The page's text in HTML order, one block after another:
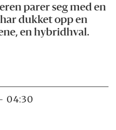
parer seg med en
dukket opp en
en hybridhval.
04:30